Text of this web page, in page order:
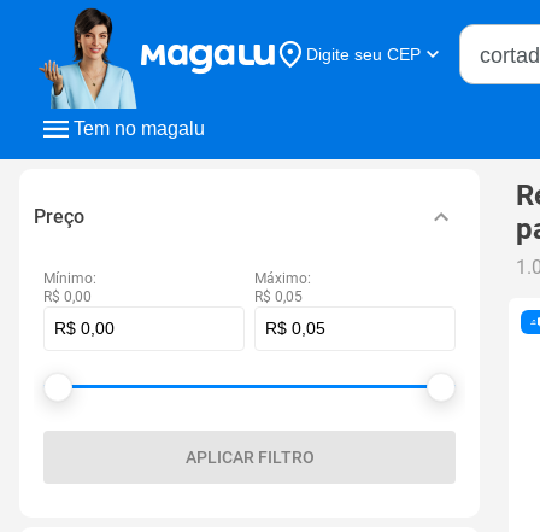
Tem no magalu
Digite seu CEP
Buscar
Preço
Mínimo:
R$ 0,00
Máximo:
R$ 0,05
APLICAR FILTRO